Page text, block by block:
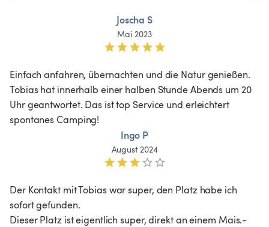
Joscha S
Mai 2023
Einfach anfahren, übernachten und die Natur genießen.
Tobias hat innerhalb einer halben Stunde Abends um 20
Uhr geantwortet. Das ist top Service und erleichtert
spontanes Camping!
Ingo P
August 2024
Der Kontakt mit Tobias war super, den Platz habe ich
sofort gefunden.
Dieser Platz ist eigentlich super, direkt an einem Mais.-